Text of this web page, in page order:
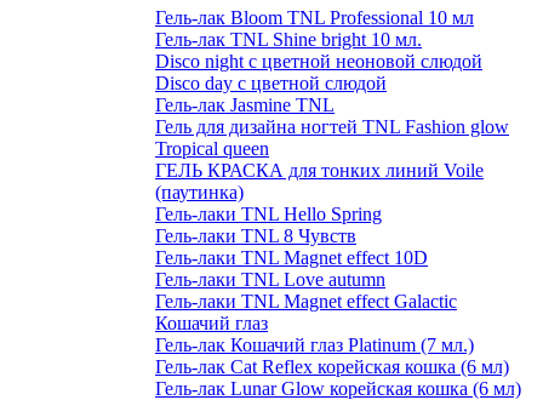
Гель-лак Bloom TNL Professional 10 мл
Гель-лак TNL Shine bright 10 мл.
Disco night с цветной неоновой слюдой
Disco day с цветной слюдой
Гель-лак Jasmine TNL
Гель для дизайна ногтей TNL Fashion glow
Tropical queen
ГЕЛЬ КРАСКА для тонких линий Voile
(паутинка)
Гель-лаки TNL Hello Spring
Гель-лаки TNL 8 Чувств
Гель-лаки TNL Magnet effect 10D
Гель-лаки TNL Love autumn
Гель-лаки TNL Magnet effect Galactic
Кошачий глаз
Гель-лак Кошачий глаз Platinum (7 мл.)
Гель-лак Cat Reflex корейская кошка (6 мл)
Гель-лак Lunar Glow корейская кошка (6 мл)